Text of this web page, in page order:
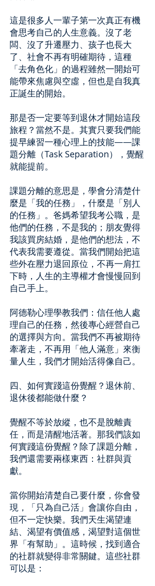
這是很多人一輩子第一次真正有機
會思考自己的人生意義。沒了老
闆、沒了升遷壓力、孩子也長大
了、社會不再有明確期待，這種
「去角色化」的過程雖然一開始可
能帶來焦慮與空虛，但也是自我真
正誕生的開始。
那是否一定要等到退休才開始這段
旅程？當然不是。其實只要我們能
提早練習一種心理上的技能——課
題分離（Task Separation），覺醒
就能提前。
課題分離的意思是，學會分清楚什
麼是「我的任務」，什麼是「別人
的任務」。爸媽希望我考公職，是
他們的任務，不是我的；朋友覺得
我該買房結婚，是他們的想法，不
代表我需要遵從。當我們開始把這
些外在壓力退回原位，不再一肩扛
下時，人生的主導權才會慢慢回到
自己手上。
阿德勒心理學教我們：信任他人處
理自己的任務，然後專心經營自己
的選擇與方向。當我們不再被期待
牽著走，不再用「他人滿意」來衡
量人生，我們才開始活得像自己。
四、如何實踐這份覺醒？退休前、
退休後都能做什麼？
覺醒不等於放縱，也不是脫離責
任，而是清醒地活著。那我們該如
何實踐這份覺醒？除了課題分離，
我們還需要兩樣東西：社群與貢
獻。
當你開始清楚自己要什麼，你會發
現，「只為自己活」會讓你自由，
但不一定快樂。我們天生渴望連
結、渴望有價值感，渴望對這個世
界「有幫助」。這時候，找到適合
的社群就變得非常關鍵。這些社群
可以是：